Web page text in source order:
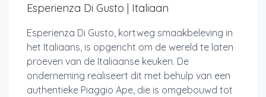
Esperienza Di Gusto | Italiaan
Esperienza Di Gusto, kortweg smaakbeleving in
het Italiaans, is opgericht om de wereld te laten
proeven van de Italiaanse keuken. De
onderneming realiseert dit met behulp van een
authentieke Piaggio Ape, die is omgebouwd tot